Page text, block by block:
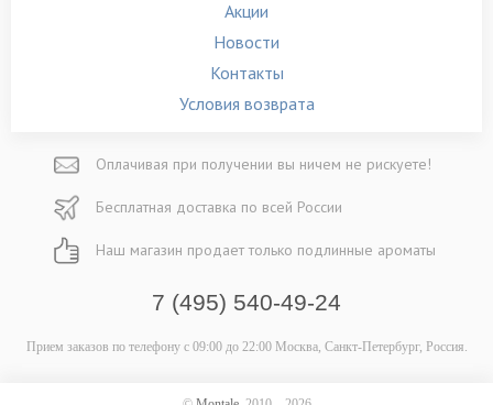
Акции
Новости
Контакты
Условия возврата
Оплачивая при получении вы ничем не рискуете!
Бесплатная доставка по всей России
Наш магазин продает только подлинные ароматы
7 (495) 540-49-24
Прием заказов по телефону с 09:00 до 22:00Москва, Санкт-Петербург, Россия.